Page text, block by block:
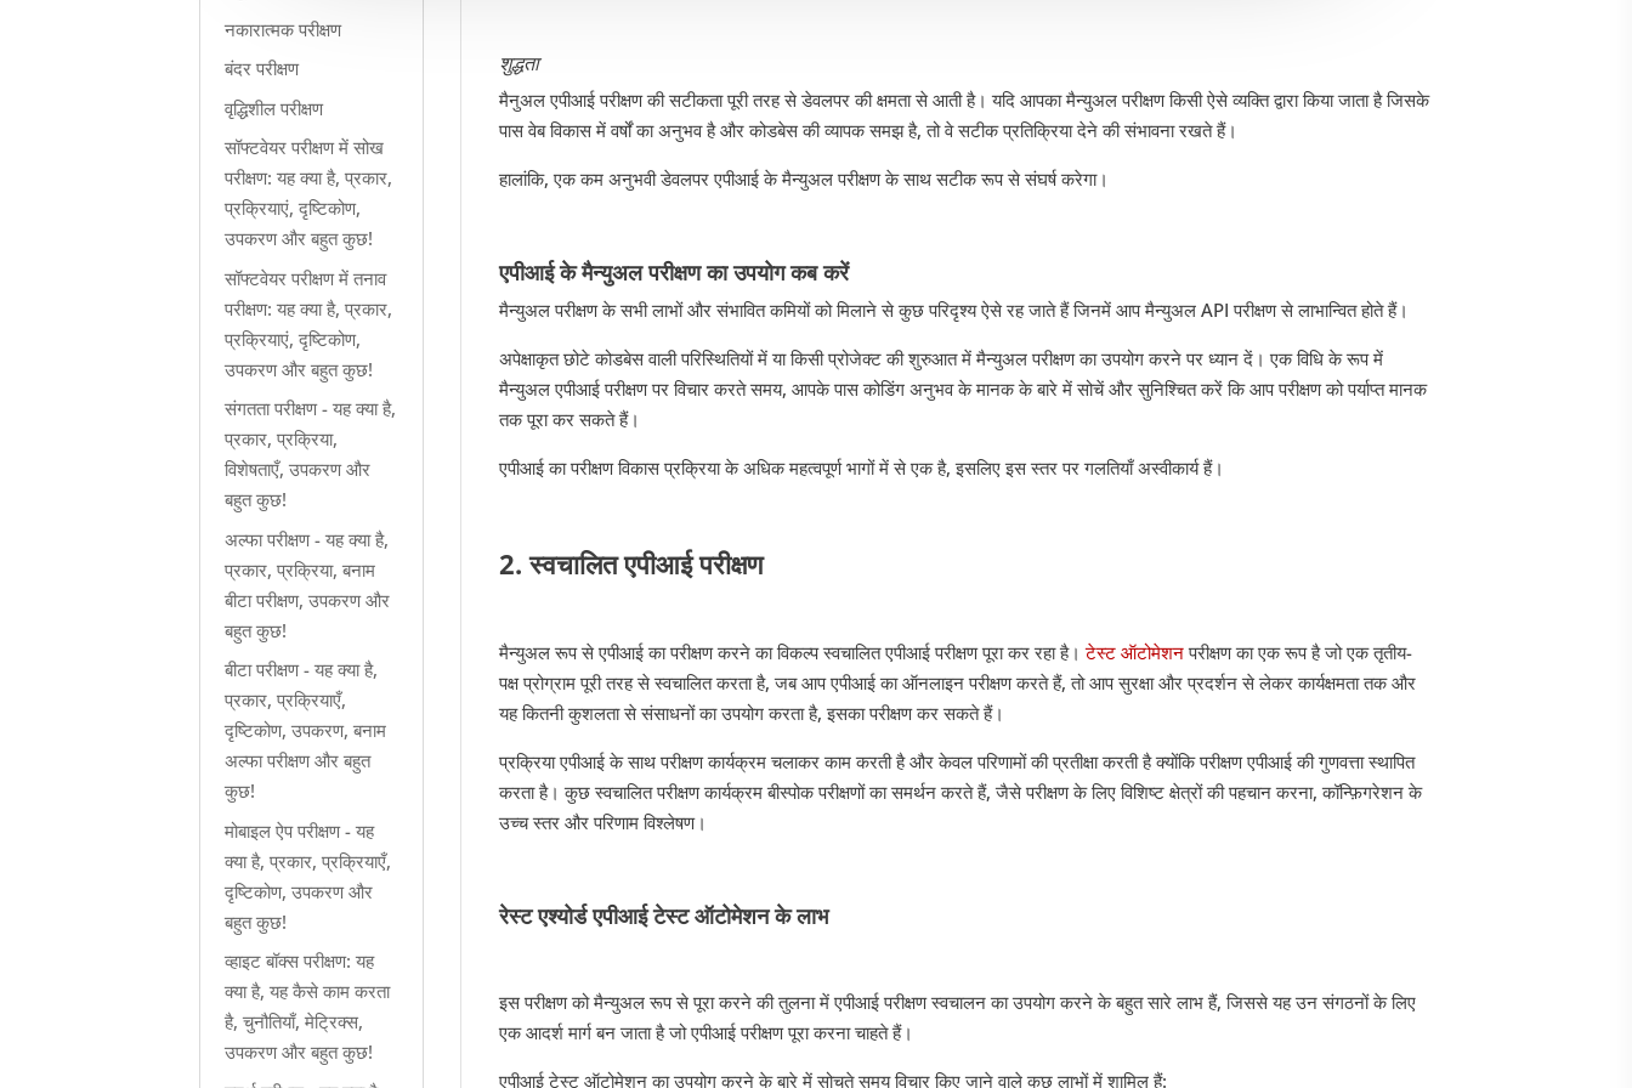
शुद्धता
मैनुअल एपीआई परीक्षण की सटीकता पूरी तरह से डेवलपर की क्षमता से आती है। यदि आपका मैन्युअल परीक्षण किसी ऐसे व्यक्ति द्वारा किया जाता है जिसके
पास वेब विकास में वर्षों का अनुभव है और कोडबेस की व्यापक समझ है, तो वे सटीक प्रतिक्रिया देने की संभावना रखते हैं।
हालांकि, एक कम अनुभवी डेवलपर एपीआई के मैन्युअल परीक्षण के साथ सटीक रूप से संघर्ष करेगा।
एपीआई के मैन्युअल परीक्षण का उपयोग कब करें
मैन्युअल परीक्षण के सभी लाभों और संभावित कमियों को मिलाने से कुछ परिदृश्य ऐसे रह जाते हैं जिनमें आप मैन्युअल API परीक्षण से लाभान्वित होते हैं।
अपेक्षाकृत छोटे कोडबेस वाली परिस्थितियों में या किसी प्रोजेक्ट की शुरुआत में मैन्युअल परीक्षण का उपयोग करने पर ध्यान दें। एक विधि के रूप में
मैन्युअल एपीआई परीक्षण पर विचार करते समय, आपके पास कोडिंग अनुभव के मानक के बारे में सोचें और सुनिश्चित करें कि आप परीक्षण को पर्याप्त मानक
तक पूरा कर सकते हैं।
एपीआई का परीक्षण विकास प्रक्रिया के अधिक महत्वपूर्ण भागों में से एक है, इसलिए इस स्तर पर गलतियाँ अस्वीकार्य हैं।
2. स्वचालित एपीआई परीक्षण
मैन्युअल रूप से एपीआई का परीक्षण करने का विकल्प स्वचालित एपीआई परीक्षण पूरा कर रहा है।टेस्ट ऑटोमेशनपरीक्षण का एक रूप है जो एक तृतीय-
पक्ष प्रोग्राम पूरी तरह से स्वचालित करता है, जब आप एपीआई का ऑनलाइन परीक्षण करते हैं, तो आप सुरक्षा और प्रदर्शन से लेकर कार्यक्षमता तक और
यह कितनी कुशलता से संसाधनों का उपयोग करता है, इसका परीक्षण कर सकते हैं।
प्रक्रिया एपीआई के साथ परीक्षण कार्यक्रम चलाकर काम करती है और केवल परिणामों की प्रतीक्षा करती है क्योंकि परीक्षण एपीआई की गुणवत्ता स्थापित
करता है। कुछ स्वचालित परीक्षण कार्यक्रम बीस्पोक परीक्षणों का समर्थन करते हैं, जैसे परीक्षण के लिए विशिष्ट क्षेत्रों की पहचान करना, कॉन्फ़िगरेशन के
उच्च स्तर और परिणाम विश्लेषण।
रेस्ट एश्योर्ड एपीआई टेस्ट ऑटोमेशन के लाभ
इस परीक्षण को मैन्युअल रूप से पूरा करने की तुलना में एपीआई परीक्षण स्वचालन का उपयोग करने के बहुत सारे लाभ हैं, जिससे यह उन संगठनों के लिए
एक आदर्श मार्ग बन जाता है जो एपीआई परीक्षण पूरा करना चाहते हैं।
एपीआई टेस्ट ऑटोमेशन का उपयोग करने के बारे में सोचते समय विचार किए जाने वाले कुछ लाभों में शामिल हैं:
नकारात्मक परीक्षण
बंदर परीक्षण
वृद्धिशील परीक्षण
सॉफ्टवेयर परीक्षण में सोख
परीक्षण: यह क्या है, प्रकार,
प्रक्रियाएं, दृष्टिकोण,
उपकरण और बहुत कुछ!
सॉफ्टवेयर परीक्षण में तनाव
परीक्षण: यह क्या है, प्रकार,
प्रक्रियाएं, दृष्टिकोण,
उपकरण और बहुत कुछ!
संगतता परीक्षण - यह क्या है,
प्रकार, प्रक्रिया,
विशेषताएँ, उपकरण और
बहुत कुछ!
अल्फा परीक्षण - यह क्या है,
प्रकार, प्रक्रिया, बनाम
बीटा परीक्षण, उपकरण और
बहुत कुछ!
बीटा परीक्षण - यह क्या है,
प्रकार, प्रक्रियाएँ,
दृष्टिकोण, उपकरण, बनाम
अल्फा परीक्षण और बहुत
कुछ!
मोबाइल ऐप परीक्षण - यह
क्या है, प्रकार, प्रक्रियाएँ,
दृष्टिकोण, उपकरण और
बहुत कुछ!
व्हाइट बॉक्स परीक्षण: यह
क्या है, यह कैसे काम करता
है, चुनौतियाँ, मेट्रिक्स,
उपकरण और बहुत कुछ!